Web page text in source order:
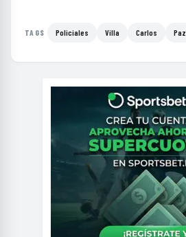
TAGS Policiales Villa Carlos Paz